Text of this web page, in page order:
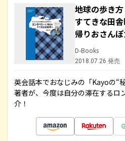
地球の歩き
すてきな田
帰りおさん
D-Books
2018.07.26 発売
英会話本でおなじみの「Kayoの“
著者が、今度は自分の滞在するロ
介！